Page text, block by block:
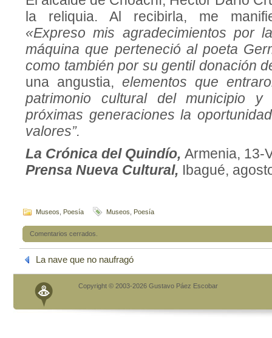
la reliquia. Al recibir­la, me
«Expreso mis agradecimientos por
máqui­na que perteneció al poeta
como también por su gentil dona­ción
una angustia, elementos que
patrimo­nio cultural del municipio
próximas ge­neraciones la
valores”.
La Crónica del Quindío, Armenia, 13-
Prensa Nueva Cultural, Ibagué,
Museos Poesía Museos Poesía
Comentarios cerrados.
La nave que no naufragó
Copyright © 2003-2026 Gustavo Páez Escobar